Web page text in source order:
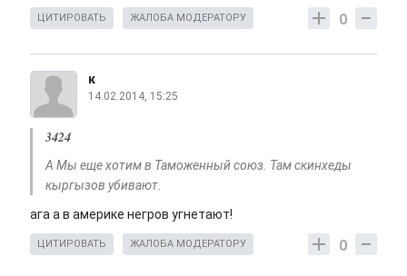
0
ЦИТИРОВАТЬ ЖАЛОБА МОДЕРАТОРУ
к
14.02.2014, 15:25
3424
А Мы еще хотим в Таможенный союз. Там скинхеды
кыргызов убивают.
ага а в америке негров угнетают!
0
ЦИТИРОВАТЬ ЖАЛОБА МОДЕРАТОРУ